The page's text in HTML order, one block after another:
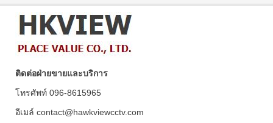
ติดต่อฝ่ายขายและบริการ
โทรศัพท์ 096-8615965
อีเมล์ contact@hawkviewcctv.com